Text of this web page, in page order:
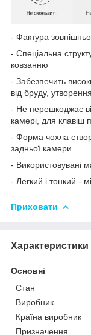
- Фактура
- Спеціальна
ковзанню
- Забезпечить
від бруду,
- Не перешкоджає
камері, для клавіш
- Форма чохла
задньої камери
- Використовувані
- Легкий і тонкий -
Приховати
Характеристики
Основні
Стан
Виробник
Країна виробник
Призначення